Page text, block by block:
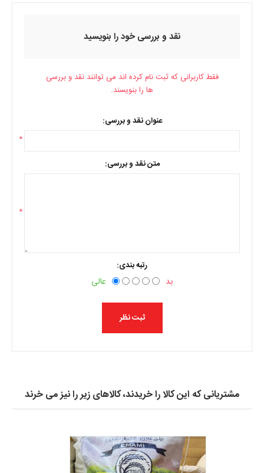
نقد و بررسی خود را بنویسید
فقط کاربرانی که ثبت نام کرده اند می توانند نقد و بررسی
ها را بنویسند.
عنوان نقد و بررسی:
*
متن نقد و بررسی:
*
رتبه بندی:
بد عالی
مشتریانی که این کالا را خریدند، کالاهای زیر را نیز می خرند